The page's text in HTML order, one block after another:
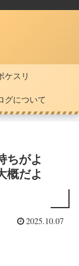
ケスリ
グについて
ちがよ
概だよ
2025.10.07